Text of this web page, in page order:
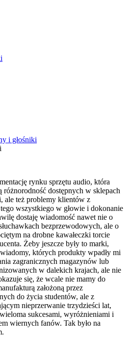
i głośniki
rynku sprzętu audio, która
różnorodność dostępnych w sklepach
ale też problemy klientów z
wszystkiego w głowie i dokonanie
dostaję wiadomość nawet nie o
bezprzewodowych, ale o
na drobne kawałeczki torcie
Żeby jeszcze były to marki,
których produkty wpadły mi
zagranicznych magazynów lub
w dalekich krajach, ale nie
się, że wcale nie mamy do
założoną przez
do życia studentów, ale z
nieprzerwanie trzydzieści lat,
sukcesami, wyróżnieniami i
wiernych fanów. Tak było na